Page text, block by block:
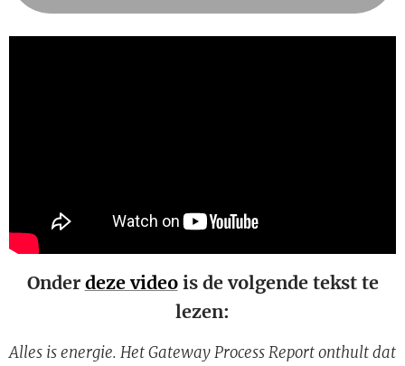
Onder deze videois de volgende tekst te
lezen:
Alles is energie. Het Gateway Process Report onthult dat